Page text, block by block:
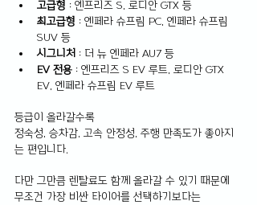
고급형 : 엔프리즈 S, 로디안 GTX 등
최고급형 : 엔페라 슈프림 PC, 엔페라 슈프림
SUV 등
시그니처 : 더 뉴 엔페라 AU7 등
EV 전용 : 엔프리즈 S EV 루트, 로디안 GTX
EV, 엔페라 슈프림 EV 루트
등급이 올라갈수록
정숙성, 승차감, 고속 안정성, 주행 만족도가 좋아지
는 편입니다.
다만 그만큼 렌탈료도 함께 올라갈 수 있기 때문에
무조건 가장 비싼 타이어를 선택하기보다는